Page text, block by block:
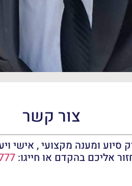
צור קשר
סיוע ומענה מקצועי , אישי
אליכם בהקדם או חייגו: